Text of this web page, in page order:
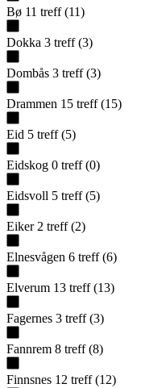
Bø 11 treff (11)
Dokka 3 treff (3)
Dombås 3 treff (3)
Drammen 15 treff (15)
Eid 5 treff (5)
Eidskog 0 treff (0)
Eidsvoll 5 treff (5)
Eiker 2 treff (2)
Elnesvågen 6 treff (6)
Elverum 13 treff (13)
Fagernes 3 treff (3)
Fannrem 8 treff (8)
Finnsnes 12 treff (12)